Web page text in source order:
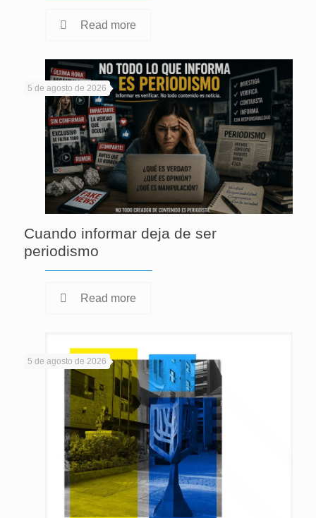
Read more
5 de agosto de 2026
Cuando informar deja de ser
periodismo
Read more
5 de agosto de 2026